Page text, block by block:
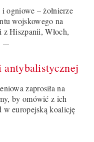
ogniowe – żołnierze
wojskowego na
Hiszpanii, Włoch,
...
zaprosiła na
by omówić z ich
w europejską koalicję